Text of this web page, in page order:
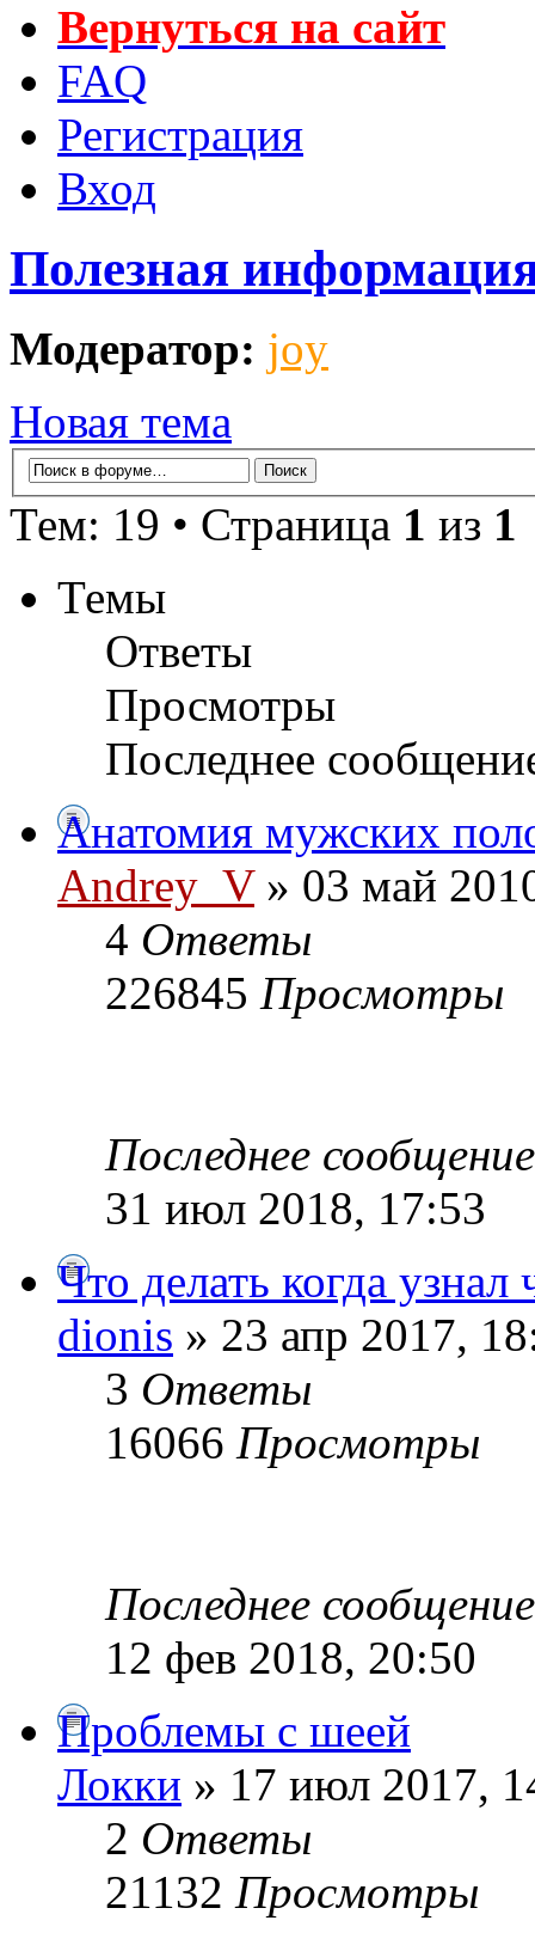
Вернуться на сайт
FAQ
Регистрация
Вход
Полезная
Модератор: joy
Новая тема
Тем: 19 • Страница 1 из 1
Темы
Ответы
Просмотры
Последнее
Анатомия мужских
Andrey_V» 03 май
4 Ответы
226845 Просмотры
Последнее
31 июл 2018, 17:53
Что делать когда узнал
dionis » 23 апр 2017,
3 Ответы
16066 Просмотры
Последнее
12 фев 2018, 20:50
Проблемы с шеей
Локки » 17 июл 2017,
2 Ответы
21132 Просмотры